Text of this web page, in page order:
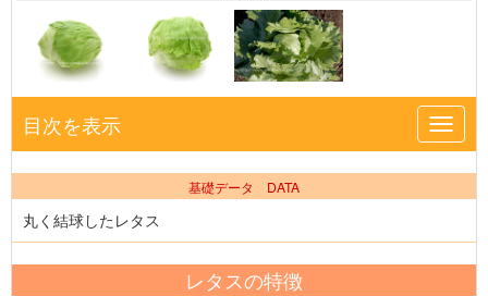
目次を表示
基礎データ DATA
丸く結球したレタス
レタスの特徴